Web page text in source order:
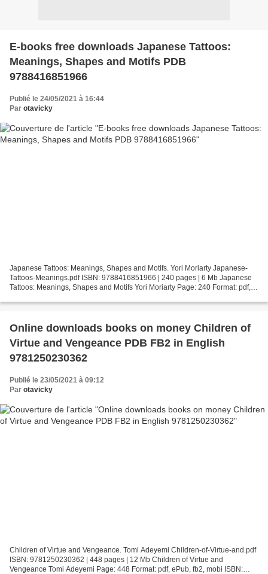
E-books free downloads Japanese Tattoos:
Meanings, Shapes and Motifs PDB
9788416851966
Publié le 24/05/2021 à 16:44
Par otavicky
Japanese Tattoos: Meanings, Shapes and Motifs. Yori Moriarty Japanese-
Tattoos-Meanings.pdf ISBN: 9788416851966 | 240 pages | 6 Mb Japanese
Tattoos: Meanings, Shapes and Motifs Yori Moriarty Page: 240 Format: pdf,
Online downloads books on money Children of
Virtue and Vengeance PDB FB2 in English
9781250230362
Publié le 23/05/2021 à 09:12
Par otavicky
Children of Virtue and Vengeance. Tomi Adeyemi Children-of-Virtue-and.pdf
ISBN: 9781250230362 | 448 pages | 12 Mb Children of Virtue and
Vengeance Tomi Adeyemi Page: 448 Format: pdf, ePub, fb2, mobi ISBN: